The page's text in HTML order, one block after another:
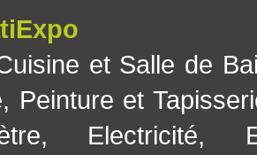
et Salle de
, Peinture et
, Electricité,